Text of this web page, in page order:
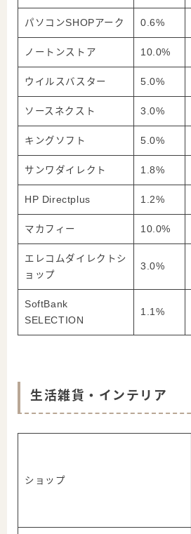
パソコンSHOPアーク 0.6%
ノートンストア 10.0%
ウイルスバスター 5.0%
ソースネクスト 3.0%
キングソフト 5.0%
サンワダイレクト 1.8%
HP Directplus 1.2%
マカフィー 10.0%
エレコムダイレクトシ
ョップ
3.0%
SoftBank
SELECTION
1.1%
生活雑貨・インテリア
ショップ